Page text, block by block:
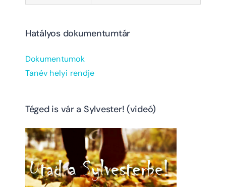
Hatályos dokumentumtár
Dokumentumok
Tanév helyi rendje
Téged is vár a Sylvester! (videó)